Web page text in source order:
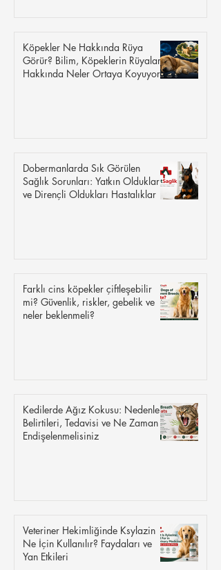
Köpekler Ne Hakkında Rüya
Görür? Bilim, Köpeklerin Rüyaları
Hakkında Neler Ortaya Koyuyor?
Dobermanlarda Sık Görülen
Sağlık Sorunları: Yatkın Oldukları
ve Dirençli Oldukları Hastalıklar
Farklı cins köpekler çiftleşebilir
mi? Güvenlik, riskler, gebelik ve
neler beklenmeli?
Kedilerde Ağız Kokusu: Nedenleri,
Belirtileri, Tedavisi ve Ne Zaman
Endişelenmelisiniz
Veteriner Hekimliğinde Ksylazin
Ne İçin Kullanılır? Faydaları ve
Yan Etkileri